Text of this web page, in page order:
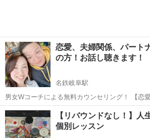
恋愛、夫婦関係、パート
の方！お話し聴きます！
名鉄岐阜駅
男女Wコーチによる無料カウンセリング！ 【恋愛・夫婦・パートナー
シップで悩んでいるあなたへ】 「どうして、こんなにも苦しいのに、
誰にも言えないんだろう…」 「もう頑張りたく
わりにもしたくない…」 そ...
岐阜 岐阜市 名鉄岐阜駅 その他 コ
【リバウンドなし！】人
個別レッスン